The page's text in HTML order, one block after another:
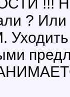
!!!
?